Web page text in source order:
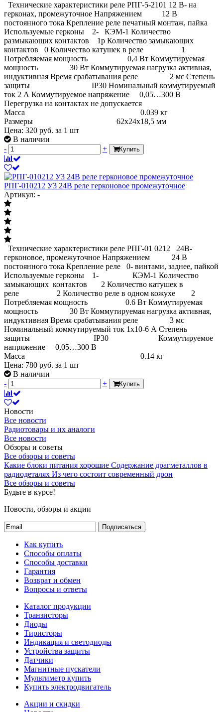
Технические характеристики реле РПГ-5-2101 12 В- на
герконах, промежуточное Напряжением 12 В
постоянного тока Крепление реле печатный монтаж, пайка
Используемые герконы 2- КЭМ-1 Количество
размыкающих контактов 1р Количество замыкающих
контактов 0 Количество катушек в реле 1
Потребляемая мощность 0,4 Вт Коммутируемая
мощность 30 Вт Коммутируемая нагрузка активная,
индуктивная Время срабатывания реле 2 мс Степень
защиты IP30 Номинальный коммутируемый
ток 2 А Коммутируемое напряжение 0,05…300 В
Перегрузка на контактах не допускается
Масса 0.039 кг
Размеры 62х24х18,5 мм
Цена: 320 руб. за 1 шт
В наличии
-
+ Купить
РПГ-010212 У3 24В реле герконовое промежуточное
Артикул: -
Технические характеристики реле РПГ-01 0212 24В-
герконовое, промежуточное Напряжением 24 В
постоянного тока Крепление реле 0- винтами, заднее, пайкой
Используемые герконы 1- КЭМ-1 Количество
замыкающих контактов 2 Количество катушек в
реле 2 Количество реле в одном кожухе 2
Потребляемая мощность 0.6 Вт Коммутируемая
мощность 30 Вт Коммутируемая нагрузка активная,
индуктивная Время срабатывания реле 3 мс
Номинальный коммутируемый ток 1х10-6 А Степень
защиты IP30 Коммутируемое
напряжение 0,05…300 В
Масса 0.14 кг
Цена: 780 руб. за 1 шт
В наличии
-
+ Купить
Новости
Все новости
Радиотовары и их аналоги
Все новости
Обзоры и советы
Все обзоры и советы
Какие блоки питания хорошие Содержание драгметаллов в
радиодеталях Из чего состоит современный дрон
Все обзоры и советы
Будьте в курсе!
Новости, обзоры и акции
Подписаться
Как купить
Способы оплаты
Способы доставки
Гарантия
Возврат и обмен
Вопросы и ответы
Каталог продукции
Транзисторы
Диоды
Тиристоры
Индикация и светодиоды
Устройства защиты
Датчики
Магнитные пускатели
Мультиметр купить
Купить электродвигатель
Акции и скидки